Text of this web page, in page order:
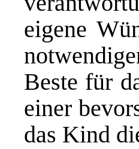
eigene
Beste für
einer
das Kind